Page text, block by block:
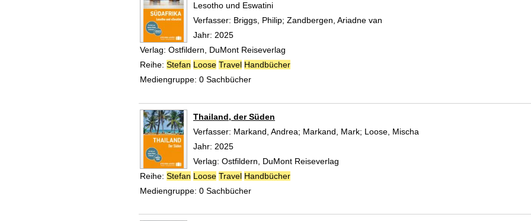
Lesotho und Eswatini
Verfasser: Briggs, Philip; Zandbergen, Ariadne van
Jahr: 2025
Verlag: Ostfildern, DuMont Reiseverlag
Reihe: Stefan Loose Travel Handbücher
Mediengruppe: 0 Sachbücher
Thailand, der Süden
Verfasser: Markand, Andrea; Markand, Mark; Loose, Mischa
Jahr: 2025
Verlag: Ostfildern, DuMont Reiseverlag
Reihe: Stefan Loose Travel Handbücher
Mediengruppe: 0 Sachbücher